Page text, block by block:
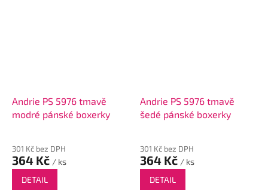
Andrie PS 5976 tmavě
modré pánské boxerky
301 Kč bez DPH
364 Kč / ks
DETAIL
Andrie PS 5976 tmavě
šedé pánské boxerky
301 Kč bez DPH
364 Kč / ks
DETAIL